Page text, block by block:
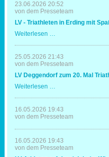
23.06.2026 20:52
von dem Presseteam
LV - Triathleten in Erding mit
Weiterlesen …
Triathleten
in
Erding
Spaß
Erfolg
25.05.2026 21:43
von dem Presseteam
LV Deggendorf zum 20. Mal
Weiterlesen …
zum
20.
Mal
16.05.2026 19:43
von dem Presseteam
16.05.2026 19:43
von dem Presseteam